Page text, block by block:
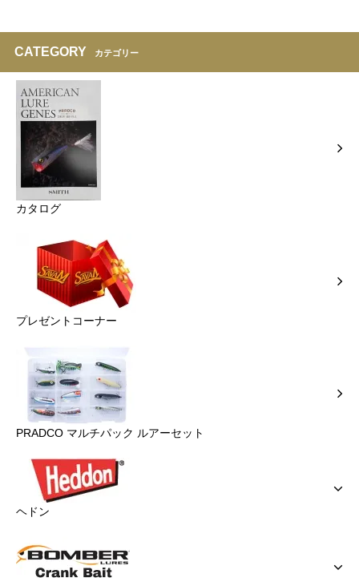
CATEGORY カテゴリー
カタログ
プレゼントコーナー
PRADCO マルチパック ルアーセット
ヘドン